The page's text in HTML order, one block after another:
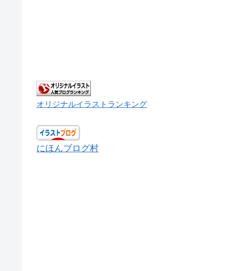
オリジナルイラストランキング
にほんブログ村